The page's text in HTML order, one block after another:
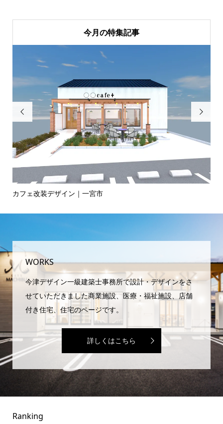
今月の特集記事

カフェ改装デザイン｜一宮市

WORKS
今津デザイン一級建築士事務所で設計・デザインをさ
せていただきました商業施設、医療・福祉施設、店舗
付き住宅、住宅のページです。
詳しくはこちら
Ranking